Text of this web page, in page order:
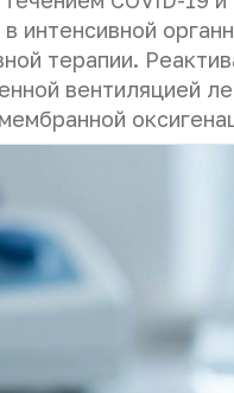
интенсивной
терапии.
вентиляцией